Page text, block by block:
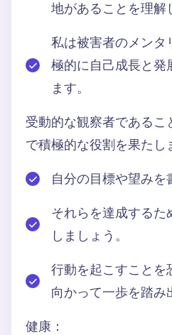
地があることを理解
私は被害者のメンタ
極的に自己成長と発
ます。
受動的な観察者であるこ
で積極的な役割を果たし
自分の目標や望みを
それらを達成するた
しましょう。
行動を起こすことを
向かって一歩を踏み
健康：